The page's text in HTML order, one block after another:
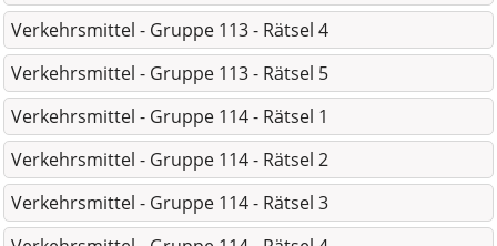
Verkehrsmittel - Gruppe 113 - Rätsel 4
Verkehrsmittel - Gruppe 113 - Rätsel 5
Verkehrsmittel - Gruppe 114 - Rätsel 1
Verkehrsmittel - Gruppe 114 - Rätsel 2
Verkehrsmittel - Gruppe 114 - Rätsel 3